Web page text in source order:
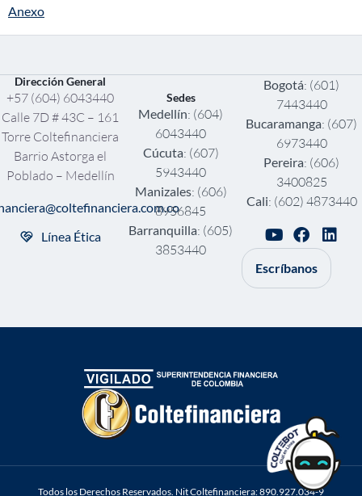
Anexo
Dirección General
+57 (604) 6043440
Calle 7D # 43C – 161
Torre Coltefinanciera
Barrio Astorga el
Poblado – Medellín
Línea Ética
Sedes
Medellín: (604)
6043440
Cúcuta: (607)
5943440
Manizales: (606)
8956845
Barranquilla: (605)
3853440
Bogotá: (601)
7443440
Bucaramanga: (607)
6973440
Pereira: (606)
3400825
Cali: (602) 4873440
Escríbanos
Todos los Derechos Reservados. Nit Coltefinanciera: 890.927.034-9